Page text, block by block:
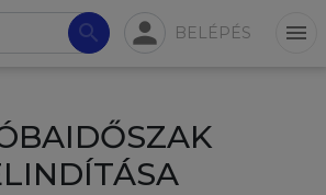
search person BELÉPÉS menu